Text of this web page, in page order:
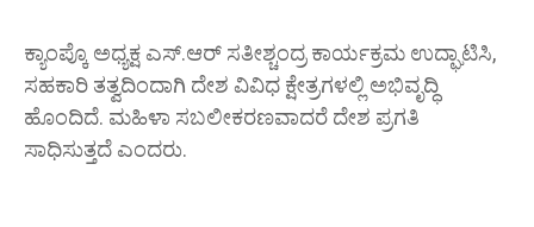
ಕ್ಯಾಂಪ್ಕೊ ಅಧ್ಯಕ್ಷ ಎಸ್.ಆರ್ ಸತೀಶ್ಚಂದ್ರ ಕಾರ್ಯಕ್ರಮ ಉದ್ಘಾಟಿಸಿ,
ಸಹಕಾರಿ ತತ್ವದಿಂದಾಗಿ ದೇಶ ವಿವಿಧ ಕ್ಷೇತ್ರಗಳಲ್ಲಿ ಅಭಿವೃದ್ಧಿ
ಹೊಂದಿದೆ. ಮಹಿಳಾ ಸಬಲೀಕರಣವಾದರೆ ದೇಶ ಪ್ರಗತಿ
ಸಾಧಿಸುತ್ತದೆ ಎಂದರು.